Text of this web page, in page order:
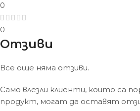
0
0
Отзиви
Все още няма отзиви.
Само влезли клиенти, които са
продукт, могат да оставят